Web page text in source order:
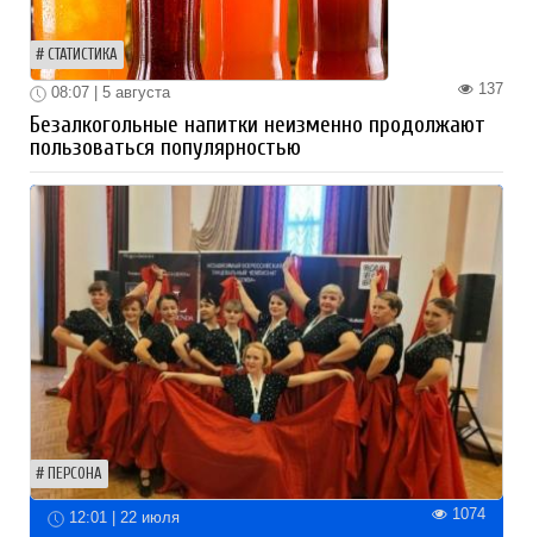
СТАТИСТИКА
137
08:07 | 5 августа
Безалкогольные напитки неизменно продолжают
пользоваться популярностью
ПЕРСОНА
12:01 | 22 июля 1074